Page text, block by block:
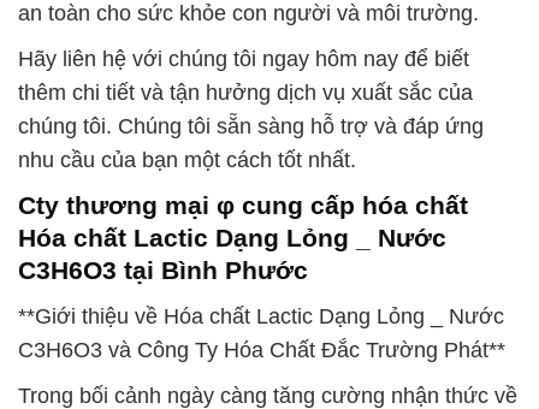
an toàn cho sức khỏe con người và môi trường.
Hãy liên hệ với chúng tôi ngay hôm nay để biết
thêm chi tiết và tận hưởng dịch vụ xuất sắc của
chúng tôi. Chúng tôi sẵn sàng hỗ trợ và đáp ứng
nhu cầu của bạn một cách tốt nhất.
Cty thương mại φ cung cấp hóa chất
Hóa chất Lactic Dạng Lỏng _ Nước
C3H6O3 tại Bình Phước
**Giới thiệu về Hóa chất Lactic Dạng Lỏng _ Nước
C3H6O3 và Công Ty Hóa Chất Đắc Trường Phát**
Trong bối cảnh ngày càng tăng cường nhận thức về